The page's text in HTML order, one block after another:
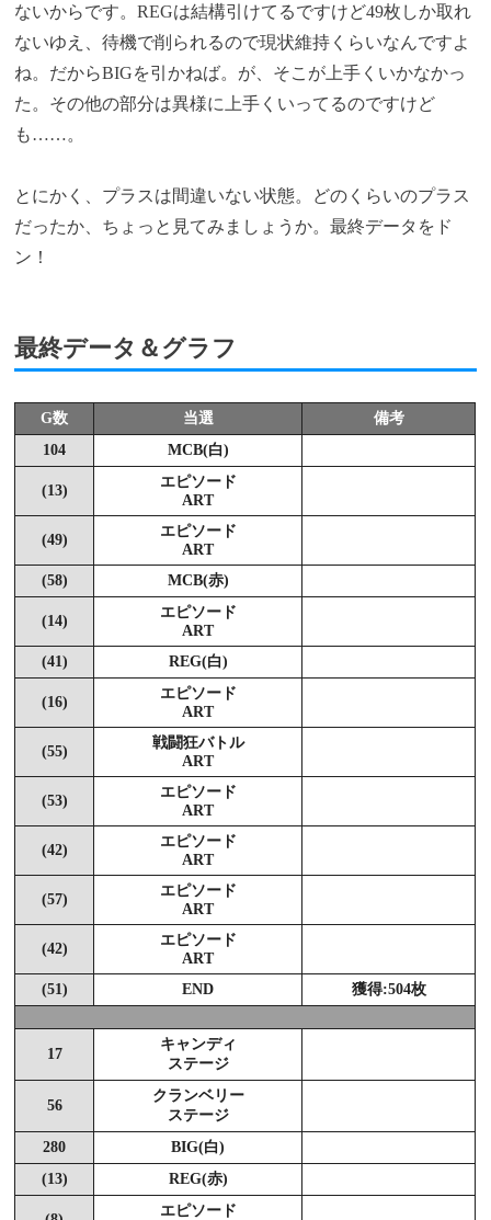
ないからです。REGは結構引けてるですけど49枚しか取れ
ないゆえ、待機で削られるので現状維持くらいなんですよ
ね。だからBIGを引かねば。が、そこが上手くいかなかっ
た。その他の部分は異様に上手くいってるのですけど
も……。
とにかく、プラスは間違いない状態。どのくらいのプラス
だったか、ちょっと見てみましょうか。最終データをド
ン！
最終データ＆グラフ
G数 当選
備考
104
MCB(白)
(13)
エピソード
ART
(49)
エピソード
ART
(58)
MCB(赤)
(14)
エピソード
ART
(41)
REG(白)
(16)
エピソード
ART
(55)
戦闘狂バトル
ART
(53)
エピソード
ART
(42)
エピソード
ART
(57)
エピソード
ART
(42)
エピソード
ART
(51)
END 獲得:504枚
17
キャンディ
ステージ
56
クランベリー
ステージ
280
BIG(白)
(13)
REG(赤)
エピソード